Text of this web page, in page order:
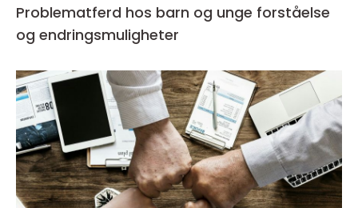
Problematferd hos barn og unge forståelse
og endringsmuligheter